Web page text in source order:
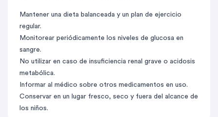
Mantener una dieta balanceada y un plan de ejercicio
regular.
Monitorear periódicamente los niveles de glucosa en
sangre.
No utilizar en caso de insuficiencia renal grave o acidosis
metabólica.
Informar al médico sobre otros medicamentos en uso.
Conservar en un lugar fresco, seco y fuera del alcance de
los niños.